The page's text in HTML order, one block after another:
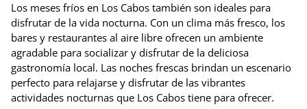
Los meses fríos en Los Cabos también son ideales para
disfrutar de la vida nocturna. Con un clima más fresco, los
bares y restaurantes al aire libre ofrecen un ambiente
agradable para socializar y disfrutar de la deliciosa
gastronomía local. Las noches frescas brindan un escenario
perfecto para relajarse y disfrutar de las vibrantes
actividades nocturnas que Los Cabos tiene para ofrecer.